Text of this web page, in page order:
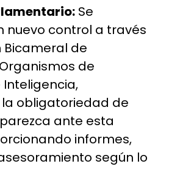
Se
nuevo control a través
Bicameral de
de
obligatoriedad de
ante esta
informes,
según lo